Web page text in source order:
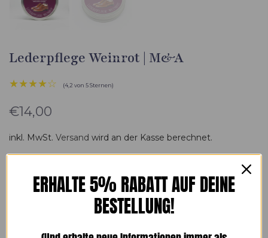
Lederpflege Weinrot | M&A
★★★★☆ (4,2 von 5 Sternen)
€14,00
inkl. MwSt. Versand wird an der Kasse berechnet.
ERHALTE 5% RABATT AUF DEINE
BESTELLUNG!